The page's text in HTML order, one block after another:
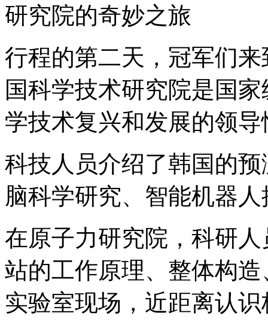
研究院的奇妙之旅
行程的第二天，冠军们
国科学技术研究院是国
学技术复兴和发展的领
科技人员介绍了韩国的
脑科学研究、智能机器
在原子力研究院，科研
站的工作原理、整体构
实验室现场，近距离认识